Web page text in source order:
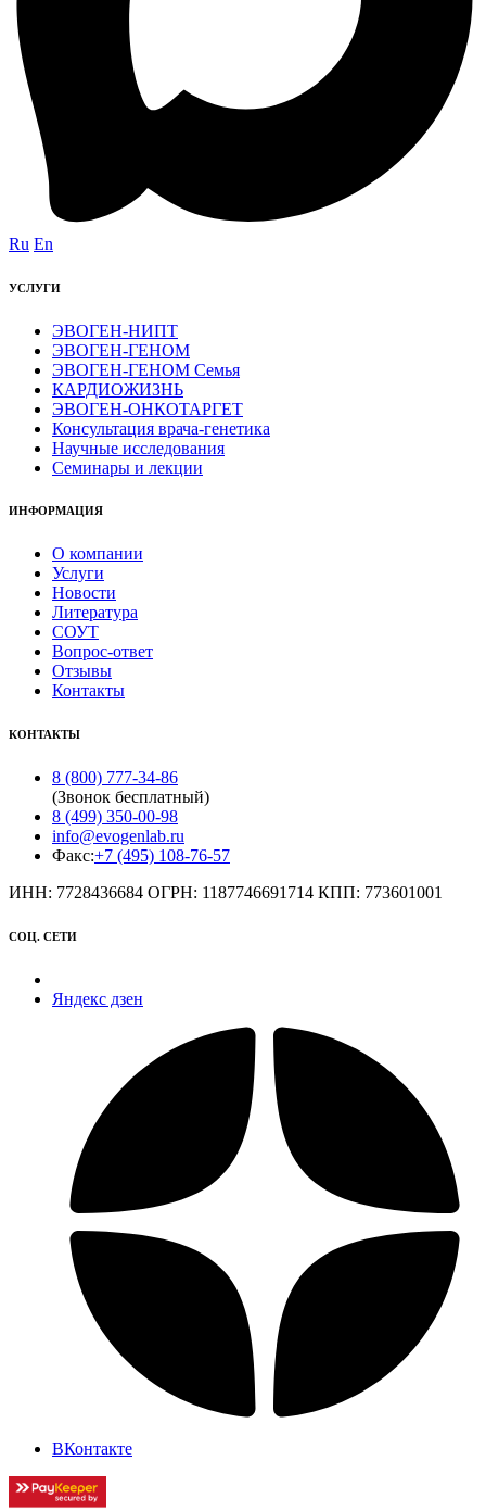
Ru En
УСЛУГИ
ЭВОГЕН-НИПТ
ЭВОГЕН-ГЕНОМ
ЭВОГЕН-ГЕНОМ Семья
КАРДИОЖИЗНЬ
ЭВОГЕН-ОНКОТАРГЕТ
Консультация врача-генетика
Научные исследования
Семинары и лекции
ИНФОРМАЦИЯ
О компании
Услуги
Новости
Литература
СОУТ
Вопрос-ответ
Отзывы
Контакты
КОНТАКТЫ
8 (800) 777-34-86
(Звонок бесплатный)
8 (499) 350-00-98
info@evogenlab.ru
Факс:+7 (495) 108-76-57
ИНН: 7728436684 ОГРН: 1187746691714 КПП: 773601001
СОЦ. СЕТИ
Яндекс дзен
ВКонтакте